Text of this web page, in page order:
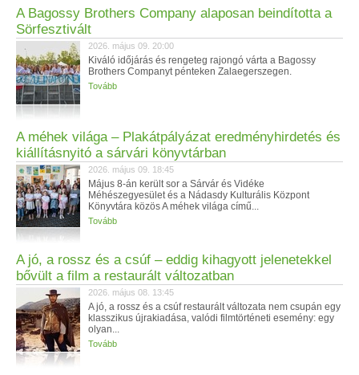
A Bagossy Brothers Company alaposan beindította a
Sörfesztivált
2026. május 09. 20:00
Kiváló időjárás és rengeteg rajongó várta a Bagossy
Brothers Companyt pénteken Zalaegerszegen.
Tovább
A méhek világa – Plakátpályázat eredményhirdetés és
kiállításnyitó a sárvári könyvtárban
2026. május 09. 18:45
Május 8-án került sor a Sárvár és Vidéke
Méhészegyesület és a Nádasdy Kulturális Központ
Könyvtára közös A méhek világa című...
Tovább
A jó, a rossz és a csúf – eddig kihagyott jelenetekkel
bővült a film a restaurált változatban
2026. május 08. 13:45
A jó, a rossz és a csúf restaurált változata nem csupán egy
klasszikus újrakiadása, valódi filmtörténeti esemény: egy
olyan...
Tovább